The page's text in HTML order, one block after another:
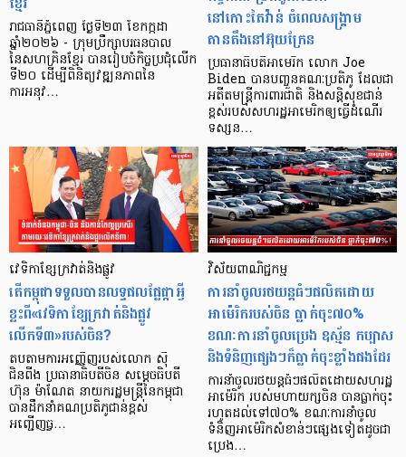
រាជធានីភ្នំពេញ ថ្ងៃទី២៣ ខែកក្កដា
ឆ្នាំ២០២៦ - ក្រុមប្រឹក្សាបរធនបាល
នៃសហគ្រិនខ្មែរ បានរៀបចំកិច្ចប្រជុំលើក
ទី២០ ដើម្បីពិនិត្យវឌ្ឍនភាពនៃ
ការអនុវ…
នៅកោះតៃវ៉ាន់ ចំពេលសង្គ្រាម
តានតឹងនៅអ៊ុយក្រែន
ប្រធានាធិបតីអាមេរិក លោក Joe
Biden បានបញ្ចួនគណៈប្រតិភូ ដែលជា
អតីតមន្ត្រីការពារជាតិ និងសន្តិសុខជាន់
ខ្ពស់របស់សហរដ្ឋអាមេរិកឲ្យធ្វើដំណើរ
ទស្សន…
វេទិកាខ្សែក្រវាត់និងផ្លូវ
តើកម្ពុជាទទួលបានលទ្ធផលផ្លែផ្កាអ្វី
ខ្លះពី«វេទិកាខ្សែក្រវាត់និងផ្លូវ
លើកទី៣»របស់ចិន?
តបតាមការអញ្ញើញរបស់លោក ស៊ី
ជិនពីង ប្រធានាធិបតីចិន សម្ដេចធិបតី
ហ៊ុន ម៉ាណែត នាយករដ្ឋមន្រ្តីនៃកម្ពុជា
បានដឹកនាំគណប្រតិភូជាន់ខ្ពស់
អញ្ជើញធ្វ…
វិស័យពាណិជ្ជកម្ម
ការនាំចូលរថយន្តធំៗផលិតដោយ
អាម៉េរិករបស់ចិន ធ្លាក់ចុះ៧០%
ខណៈការនាំចូលប្រេង ឧស្ម័ន កប្បាស
និងទំនិញផ្សេងៗក៏ធ្លាក់ចុះខ្លាំងផងដែរ
ការនាំចូលរថយន្តធំៗផលិតដោយសហរដ្ឋ
អាម៉េរិក របស់មហាយក្សចិន បានធ្លាក់ចុះ
រហូតដល់ទៅ៧០% ខណៈការនាំចូល
ទំនិញអាម៉េរិកសំខាន់ៗផ្សេងទៀតដូចជា
ប្រេង…